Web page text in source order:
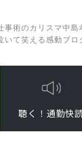
事術のカリスマ中島
いて笑える感動ブロ
聴く！通勤快